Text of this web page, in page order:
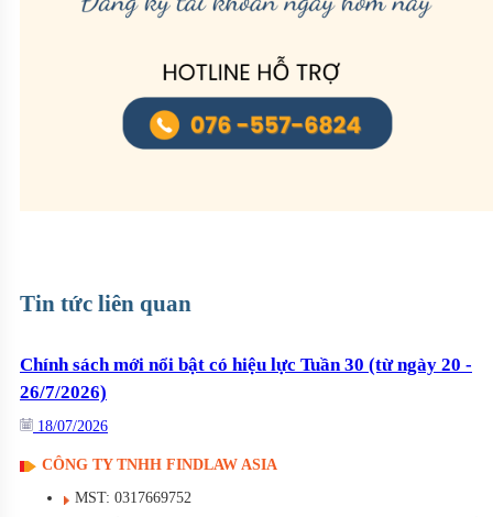
Tin tức liên quan
Chính sách mới nổi bật có hiệu lực Tuần 29 (từ ngày 13 -
19/7/2026)
14/07/2026
CÔNG TY TNHH FINDLAW ASIA
MST: 0317669752